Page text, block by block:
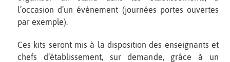
l’occasion d’un événement (journées portes ouvertes
par exemple).
Ces kits seront mis à la disposition des enseignants et
chefs d’établissement, sur demande, grâce à un